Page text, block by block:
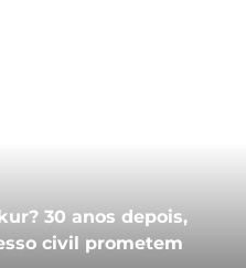
30 anos depois,
civil prometem